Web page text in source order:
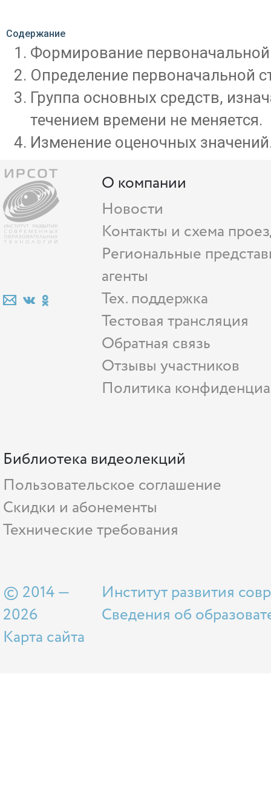
Содержание
Формирование
Определение первоначальной
Группа основных средств,
течением времени не меняется.
Изменение оценочных
О компании
Новости
Контакты и схема
Региональные
агенты
Тех. поддержка
Тестовая трансляция
Обратная связь
Отзывы участников
Политика
Библиотека видеолекций
Пользовательское соглашение
Скидки и абонементы
Технические требования
© 2014 —
2026
Карта сайта
Институт развития
Сведения об